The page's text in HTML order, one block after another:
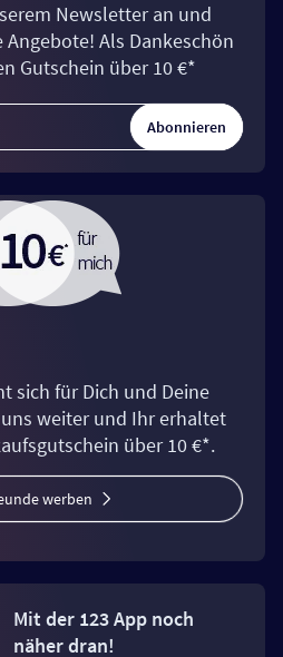
Newsletter an und
Angebote! Als Dankeschön
Gutschein über 10 €*
Abonnieren
sich für Dich und Deine
weiter und Ihr erhaltet
über 10 €*.
werben
Mit der 123 App noch
näher dran!